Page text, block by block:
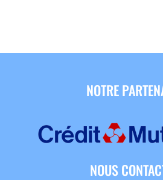
NOTRE
NOUS